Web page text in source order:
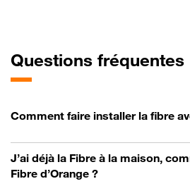
Questions fréquentes
Comment faire installer la fibre
J’ai déjà la Fibre à la maison,
Fibre d’Orange ?